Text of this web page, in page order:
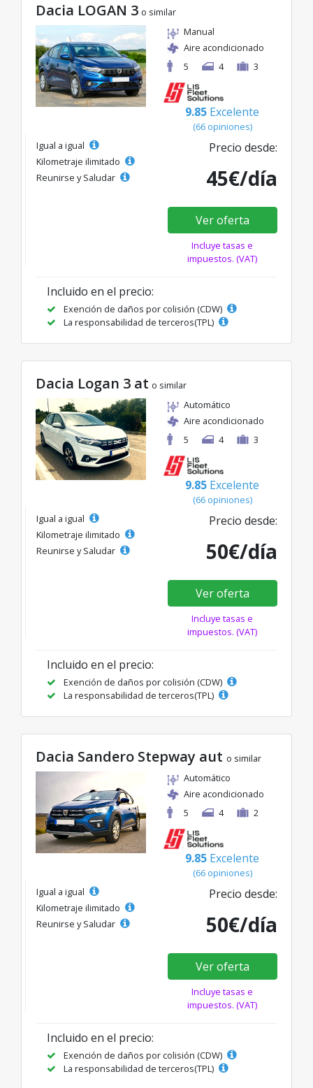
modelo ideal de la categoría seleccionada, con
tarifas excelentes desde solo 38€/día.
Dacia LOGAN 3 o similar
Manual
Aire acondicionado
5
4 3
9.85 Excelente
(66 opiniones)
Igual a igual
Kilometraje ilimitado
Reunirse y Saludar
Precio desde:
45€/día
Ver oferta
Incluye tasas e
impuestos. (VAT)
Incluido en el precio:
Exención de daños por colisión (CDW)
La responsabilidad de terceros(TPL)
Dacia Logan 3 at o similar
Automático
Aire acondicionado
5
4 3
9.85 Excelente
(66 opiniones)
Igual a igual
Kilometraje ilimitado
Reunirse y Saludar
Precio desde:
50€/día
Ver oferta
Incluye tasas e
impuestos. (VAT)
Incluido en el precio:
Exención de daños por colisión (CDW)
La responsabilidad de terceros(TPL)
Dacia Sandero Stepway aut o similar
Automático
Aire acondicionado
5
4 2
9.85 Excelente
(66 opiniones)
Igual a igual
Kilometraje ilimitado
Reunirse y Saludar
Precio desde:
50€/día
Ver oferta
Incluye tasas e
impuestos. (VAT)
Incluido en el precio:
Exención de daños por colisión (CDW)
La responsabilidad de terceros(TPL)